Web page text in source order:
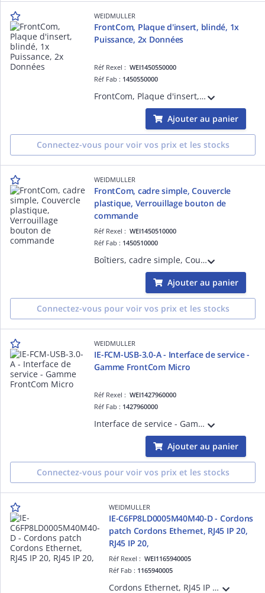
WEIDMULLER
FrontCom, Plaque d'insert, blindé, 1x
Puissance, 2x Données
Réf Rexel :WEI1450550000
Réf Fab : 1450550000
FrontCom, Plaque d'insert, blindé, 1x Puissance, 2x Données Interface de service - Gamme FrontCom Vario
Ajouter au panier
Connectez-vous pour voir vos prix et les stocks
WEIDMULLER
FrontCom, cadre simple, Couvercle
plastique, Verrouillage bouton de
commande
Réf Rexel :WEI1450510000
Réf Fab : 1450510000
Boîtiers, cadre simple, Couvercle plastique, Verrouillage bouton de commande, Couleur: noir (similaire à RAL 9005), IP65, fermé
Ajouter au panier
Connectez-vous pour voir vos prix et les stocks
WEIDMULLER
IE-FCM-USB-3.0-A - Interface de service -
Gamme FrontCom Micro
Réf Rexel :WEI1427960000
Réf Fab : 1427960000
Interface de service - Gamme FrontCom Micro IE-FCM-USB-3.0-A - Interface de service - Gamme FrontCom Micro
Ajouter au panier
Connectez-vous pour voir vos prix et les stocks
WEIDMULLER
IE-C6FP8LD0005M40M40-D - Cordons
patch Cordons Ethernet, RJ45 IP 20,
RJ45 IP 20,
Réf Rexel : WEI1165940005
Réf Fab : 1165940005
Cordons Ethernet, RJ45 IP 20, RJ45 IP 20, Nombre de pôles: 8, 0.5 m Câbles de données Ethernet prêts à raccorder avec fils en cuivre.